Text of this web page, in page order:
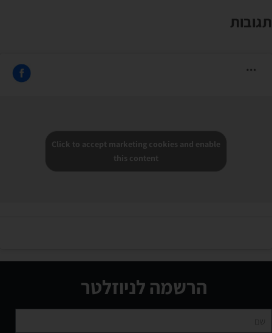
הרשמה לניוזלטר
תגובות
Click to accept marketing cookies and enable
this content